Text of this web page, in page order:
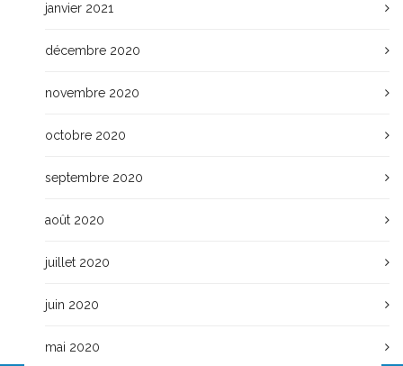
janvier 2021
décembre 2020
novembre 2020
octobre 2020
septembre 2020
août 2020
juillet 2020
juin 2020
mai 2020